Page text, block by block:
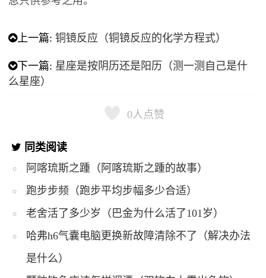
上一篇:铜镜反应（铜镜反应的化学方程式）
下一篇: 星座是按阴历还是阳历（测一测自己是什
么星座）
0 人点赞
同类阅读
阿喀琉斯之踵（阿喀琉斯之踵的故事）
跑步步频（跑步平均步幅多少合适）
老舍活了多少岁（巴金为什么活了101岁）
哈弗h6气囊电脑更换新故障清除不了（解决办法
是什么）